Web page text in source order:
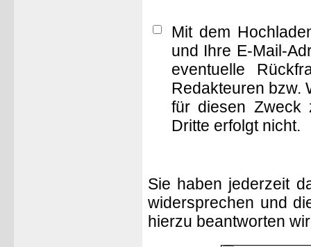
Mit dem
und Ihre E-Mail-
eventuelle
Redakteuren bzw.
für diesen Zweck
Dritte erfolgt nicht.
Sie haben jederzeit
widersprechen und
hierzu beantworten